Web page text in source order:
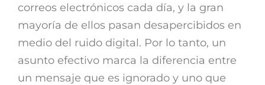
correos electrónicos cada día, y la gran
mayoría de ellos pasan desapercibidos en
medio del ruido digital. Por lo tanto, un
asunto efectivo marca la diferencia entre
un mensaje que es ignorado y uno que